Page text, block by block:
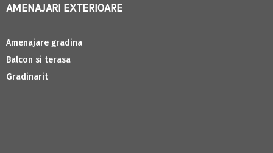
AMENAJARI EXTERIOARE
Amenajare gradina
Balcon si terasa
Gradinarit